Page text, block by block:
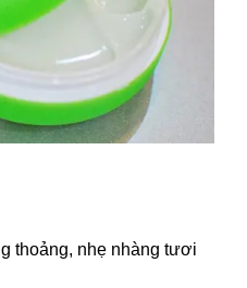
thoảng, nhẹ nhàng tươi